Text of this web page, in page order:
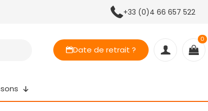
+33 (0)4 66 657 522
Date de retrait ?
0